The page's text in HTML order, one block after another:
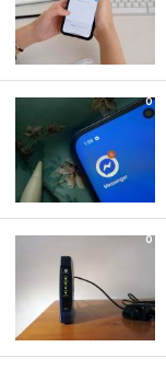
0
0